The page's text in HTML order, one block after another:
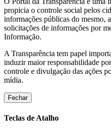
propicia o controle social pelos
informações públicas do mesmo,
solicitações de informações por
Informação.
A Transparência tem papel
induzir maior responsabilidade
controle e divulgação das ações
mídia.
Fechar
Teclas de Atalho